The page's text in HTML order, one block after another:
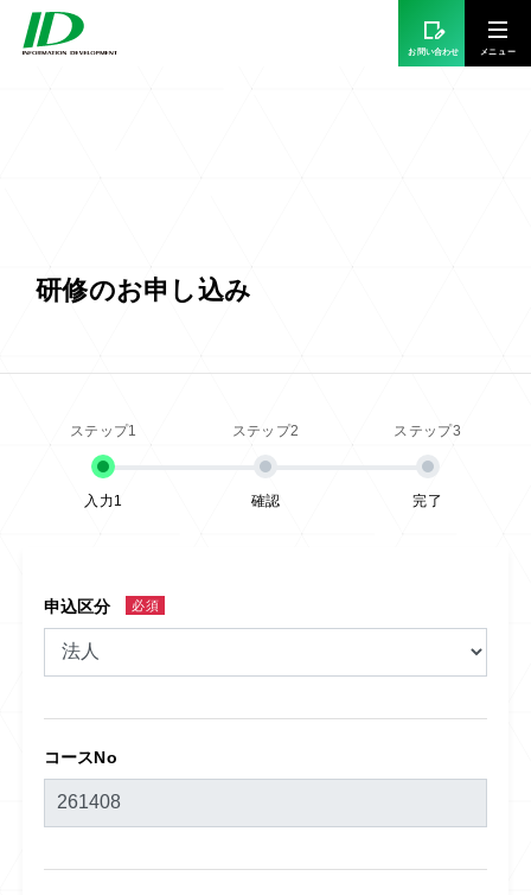
お問い合わせ
研修のお申し込み
入力1 確認 完了
申込区分 必須
コースNo